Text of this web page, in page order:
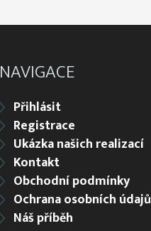
NAVIGACE
Přihlásit
Registrace
Ukázka našich realizací
Kontakt
Obchodní podmínky
Ochrana osobních údajů
Náš příběh